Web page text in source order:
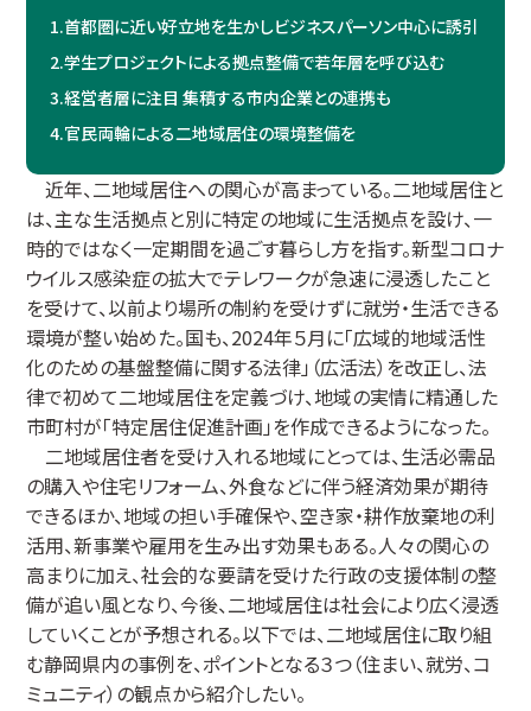
1.首都圏に近い好立地を生かしビジネスパーソン中心に誘引
2.学生プロジェクトによる拠点整備で若年層を呼び込む
3.経営者層に注目 集積する市内企業との連携も
4.官民両輪による二地域居住の環境整備を
近年、二地域居住への関心が高まっている。二地域居住と
は、主な生活拠点と別に特定の地域に生活拠点を設け、一
時的ではなく一定期間を過ごす暮らし方を指す。新型コロナ
ウイルス感染症の拡大でテレワークが急速に浸透したこと
を受けて、以前より場所の制約を受けずに就労・生活できる
環境が整い始めた。国も、2024年５月に「広域的地域活性
化のための基盤整備に関する法律」（広活法）を改正し、法
律で初めて二地域居住を定義づけ、地域の実情に精通した
市町村が「特定居住促進計画」を作成できるようになった。
二地域居住者を受け入れる地域にとっては、生活必需品
の購入や住宅リフォーム、外食などに伴う経済効果が期待
できるほか、地域の担い手確保や、空き家・耕作放棄地の利
活用、新事業や雇用を生み出す効果もある。人々の関心の
高まりに加え、社会的な要請を受けた行政の支援体制の整
備が追い風となり、今後、二地域居住は社会により広く浸透
していくことが予想される。以下では、二地域居住に取り組
む静岡県内の事例を、ポイントとなる３つ（住まい、就労、コ
ミュニティ）の観点から紹介したい。